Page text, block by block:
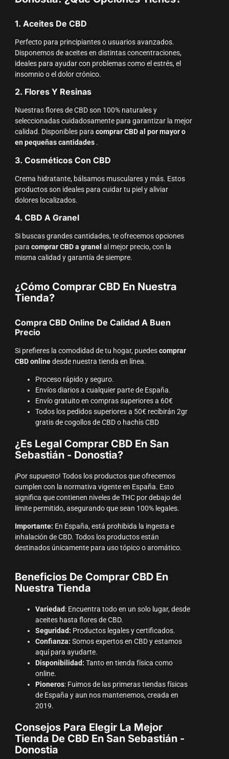
1. Aceites De CBD
Perfecto para principiantes o usuarios avanzados.
Disponemos de aceites en distintas concentraciones,
ideales para ayudar con problemas como el estrés, el
insomnio o el dolor crónico.
2. Flores Y Resinas
Nuestras flores de CBD son 100% naturales y
seleccionadas cuidadosamente para garantizar la mejor
calidad. Disponibles para comprar CBD al por mayor o
en pequeñas cantidades.
3. Cosméticos Con CBD
Crema hidratante, bálsamos musculares y más. Estos
productos son ideales para cuidar tu piel y aliviar
dolores localizados.
4. CBD A Granel
Si buscas grandes cantidades, te ofrecemos opciones
para comprar CBD a granel al mejor precio, con la
misma calidad y garantía de siempre.
¿Cómo Comprar CBD En Nuestra
Tienda?
Compra CBD Online De Calidad A Buen
Precio
Si prefieres la comodidad de tu hogar, puedescomprar
CBD onlinedesde nuestra tienda en línea.
Proceso rápido y seguro.
Envíos diarios a cualquier parte de España.
Envío gratuito en compras superiores a 60€
Todos los pedidos superiores a 50€ recibirán 2gr
gratis de cogollos de CBD o hachís CBD
¿Es Legal Comprar CBD En San
Sebastián - Donostia?
¡Por supuesto! Todos los productos que ofrecemos
cumplen con la normativa vigente en España. Esto
significa que contienen niveles de THC por debajo del
límite permitido, asegurando que sean 100% legales.
Importante: En España, está prohibida la ingesta e
inhalación de CBD. Todos los productos están
destinados únicamente para uso tópico o aromático.
Beneficios De Comprar CBD En
Nuestra Tienda
Variedad: Encuentra todo en un solo lugar, desde
aceites hasta flores de CBD.
Seguridad: Productos legales y certificados.
Confianza: Somos expertos en CBD y estamos
aquí para ayudarte.
Disponibilidad: Tanto en tienda física como
online.
Pioneros: Fuimos de las primeras tiendas físicas
de España y aun nos mantenemos, creada en
2019.
Consejos Para Elegir La Mejor
Tienda De CBD En San Sebastián -
Donostia